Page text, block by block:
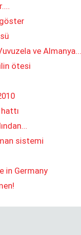
ve Almanya...
ötesi
sistemi
in Germany